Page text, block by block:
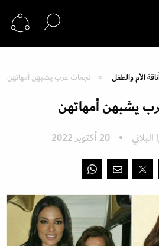
الأم والطفل نجمات عرب يشبهن أمهاتهن
يشبهن أمهاتهن
البلاني 20 أكتوبر 2022